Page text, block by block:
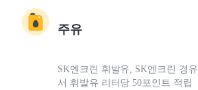
주유
SK엔크린 휘발유, SK엔크린 경
서 휘발유 리터당 50포인트 적립